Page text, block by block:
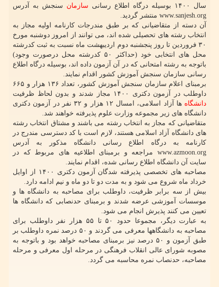
سال ۱۴۰۰ بوسیله درگاه اطلاع رسانی
سازمان سنجش به آدرس
www.sanjesh.org منتشر گردید.
آن دسته از متقاضیانی که بر طبق مندرجات کارنامه اولیه مجاز به
انتخاب رشته های تحصیلی شده اند، می توانند از امروز دوشنبه مورخ
۳۰ فروردین تا روز پنجشنبه دوم اردیبهشت ماه نسبت به ثبت کدرشته
محل های انتخابی خود (حداکثر ۵۰ کدرشته محل درصورت وجود)
باتوجه به رشته امتحانی که در آن آزمون داده اند، بوسیله درگاه اطلاع
رسانی سازمان سنجش آموزش کشور اقدام نمایند.
برمبنای اعلام سازمان سنجش آموزش کشور، تعداد ۱۳۶ هزار و ۶۶۵
داوطلب در آزمون دکتری ۱۴۰۰ مجاز شدند و بدون لحاظ ظرفیت
دانشگاه
ها آزاد اسلامی، امسال ۱۲ هزار و ۳۲ نفر در آزمون دکتری
دانشگاه های زیر مجموعه وزارت علوم پذیرفته خواهند شد.
متقاضیانی که مجاز به انتخاب رشته می باشند و مشتاق انتخاب رشته
های دانشگاه آزاد اسلامی هستند، لازم است با کد دسترسی مندرج در
کارنامه به درگاه اطلاع رسانی دانشگاه مذکور به آدرس
www.azmoon.org مراجعه و برمبنای اطلاعیه های مربوط که در
سایت آن دانشگاه اطلاع رسانی شده، اقدام نمایند.
مصاحبه های تخصصی پذیرفته شدگان آزمون دکتری ۱۴۰۰ از اوایل
خرداد ماه شروع می شود و به مدت دو تا دو ماه و نیم ادامه دارد.
بیش از سه برابر ظرفیت، داوطلب برای مصاحبه به دانشگاه ها و
موسسات آموزشی عرضه شدند و برمبنای حدنصابی که دانشگاه ها
تعیین می کنند پذیرش انجام می شود.
به عبارت دیگر، مجموعا حدود ۵۰ تا ۵۵ هزار نفر داوطلب برای
مصاحبه به دانشگاهها معرفی می گردند و ۵۰ درصد نمره داوطلب بر
طبق آزمون و ۵۰ درصد نیز برمبنای مصاحبه خواهد بود و باتوجه به
مصوبه شورای عالی انقلاب فرهنگی در مرحله اول معرفی و مرحله
مصاحبه، حدنصاب نمره محاسبه می گردد.